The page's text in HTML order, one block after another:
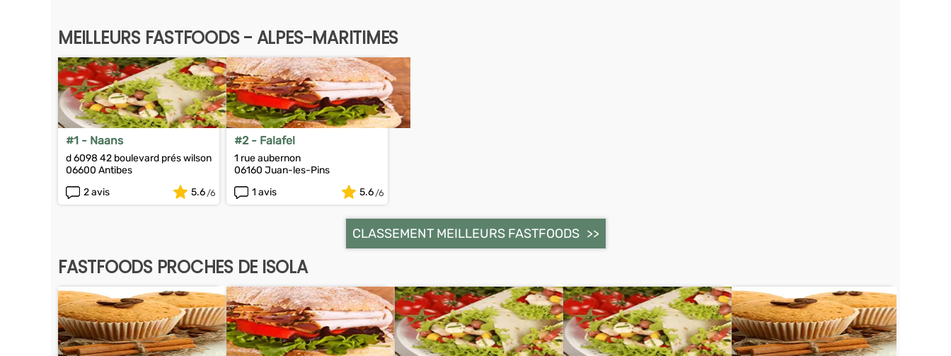
MEILLEURS FASTFOODS - ALPES-MARITIMES
#1 - Naans
d 6098 42 boulevard prés wilson
06600 Antibes
2 avis
5.6
#2 - Falafel
1 rue aubernon
06160 Juan-les-Pins
1 avis
5.6
CLASSEMENT MEILLEURS FASTFOODS
FASTFOODS PROCHES DE ISOLA